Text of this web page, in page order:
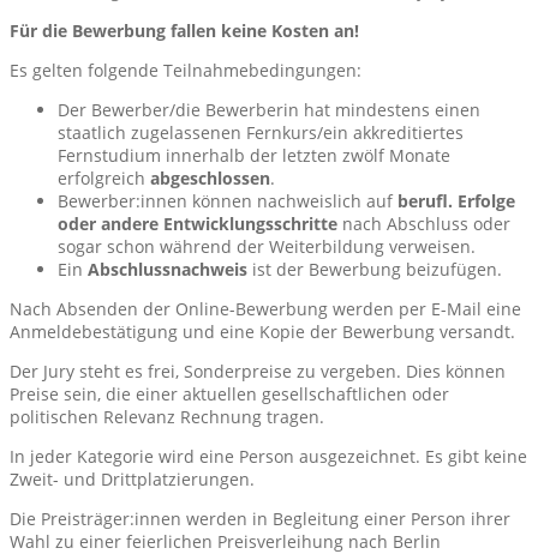
Für die Bewerbung fallen keine Kosten an!
Es gelten folgende Teilnahmebedingungen:
Der Bewerber/die Bewerberin hat mindestens einen
staatlich zugelassenen Fernkurs/ein akkreditiertes
Fernstudium innerhalb der letzten zwölf Monate
erfolgreich abgeschlossen.
Bewerber:innen können nachweislich auf berufl. Erfolge
oder andere Entwicklungsschritte nach Abschluss oder
sogar schon während der Weiterbildung verweisen.
Ein Abschlussnachweis ist der Bewerbung beizufügen.
Nach Absenden der Online-Bewerbung werden per E-Mail eine
Anmeldebestätigung und eine Kopie der Bewerbung versandt.
Der Jury steht es frei, Sonderpreise zu vergeben. Dies können
Preise sein, die einer aktuellen gesellschaftlichen oder
politischen Relevanz Rechnung tragen.
In jeder Kategorie wird eine Person ausgezeichnet. Es gibt keine
Zweit- und Drittplatzierungen.
Die Preisträger:innen werden in Begleitung einer Person ihrer
Wahl zu einer feierlichen Preisverleihung nach Berlin